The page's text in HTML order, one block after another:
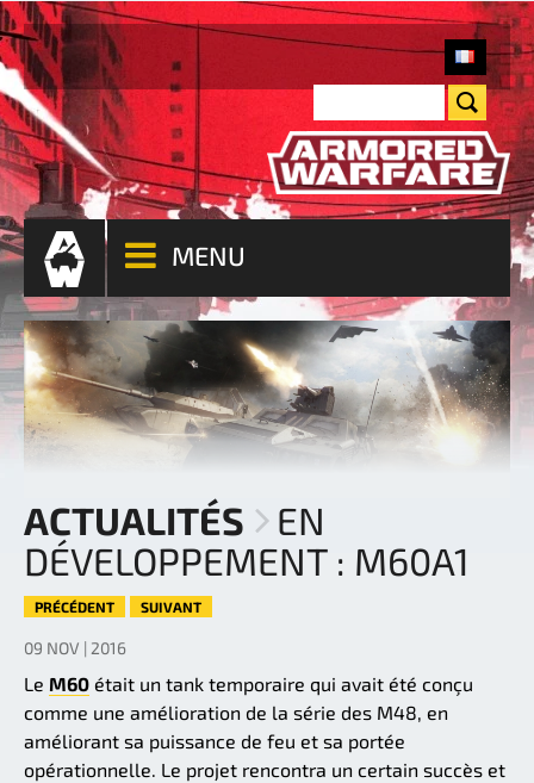
MENU
ACTUALITÉS
EN
DÉVELOPPEMENT : M60A1
PRÉCÉDENT SUIVANT
09 NOV | 2016
Le M60 était un tank temporaire qui avait été conçu
comme une amélioration de la série des M48, en
améliorant sa puissance de feu et sa portée
opérationnelle. Le projet rencontra un certain succès et